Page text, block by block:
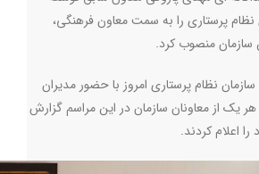
نظام پرستاری را به سمت معاون فرهنگی،
سازمان منصوب کرد.
نظام پرستاری امروز با حضور مدیران
هر یک از معاونان سازمان در این مراسم گزارش
اعلام کردند.